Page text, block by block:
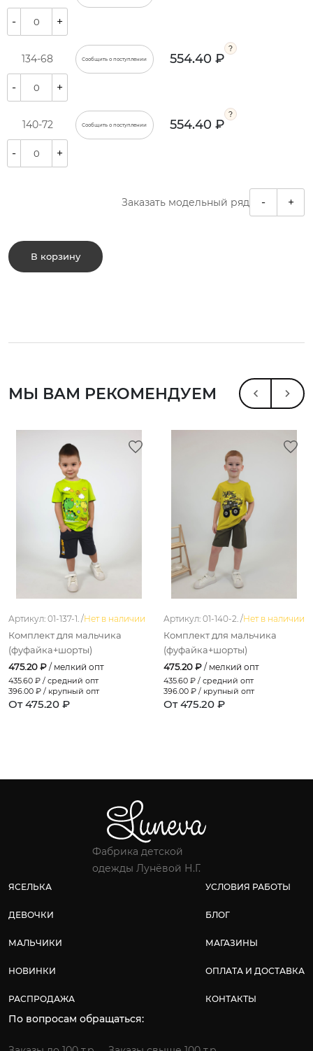
- +
134-68 Сообщить о поступлении 554.40 ₽
- +
140-72 Сообщить о поступлении 554.40 ₽
- +
Заказать модельный ряд - +
В корзину
МЫ ВАМ РЕКОМЕНДУЕМ
Артикул: 01-137-1. /Нет в наличии
Комплект для мальчика
(фуфайка+шорты)
475.20 ₽ / мелкий опт
435.60 ₽ / средний опт
396.00 ₽ / крупный опт
От 475.20 ₽
Артикул: 01-140-2. /Нет в наличии
Комплект для мальчика
(фуфайка+шорты)
475.20 ₽ / мелкий опт
435.60 ₽ / средний опт
396.00 ₽ / крупный опт
От 475.20 ₽
Фабрика детской
одежды Лунёвой Н.Г.
ЯСЕЛЬКА
ДЕВОЧКИ
МАЛЬЧИКИ
НОВИНКИ
РАСПРОДАЖА
УСЛОВИЯ РАБОТЫ
БЛОГ
МАГАЗИНЫ
ОПЛАТА И ДОСТАВКА
КОНТАКТЫ
По вопросам обращаться: